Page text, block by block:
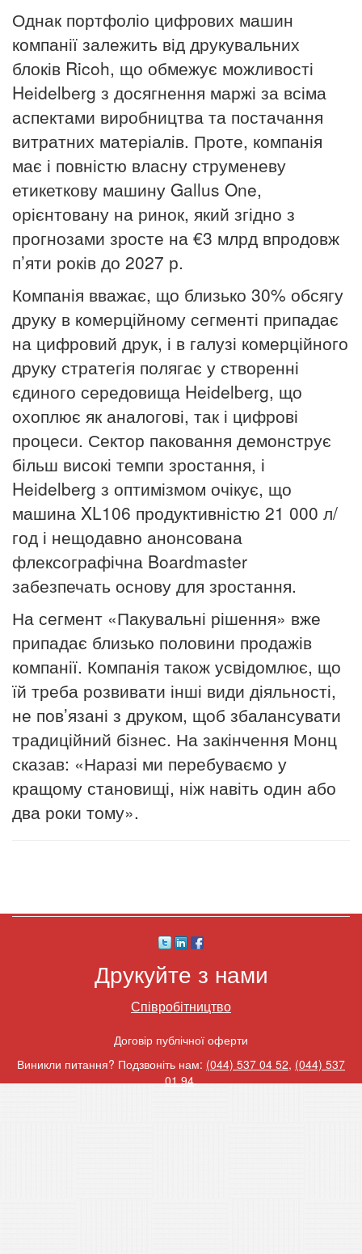
Однак портфоліо цифрових машин
компанії залежить від друкувальних
блоків Ricoh, що обмежує можливості
Heidelberg з досягнення маржі за всіма
аспектами виробництва та постачання
витратних матеріалів. Проте, компанія
має і повністю власну струменеву
етикеткову машину Gallus One,
орієнтовану на ринок, який згідно з
прогнозами зросте на €3 млрд впродовж
п’яти років до 2027 р.
Компанія вважає, що близько 30% обсягу
друку в комерційному сегменті припадає
на цифровий друк, і в галузі комерційного
друку стратегія полягає у створенні
єдиного середовища Heidelberg, що
охоплює як аналогові, так і цифрові
процеси. Сектор паковання демонструє
більш високі темпи зростання, і
Heidelberg з оптимізмом очікує, що
машина XL106 продуктивністю 21 000 л/
год і нещодавно анонсована
флексографічна Boardmaster
забезпечать основу для зростання.
На сегмент «Пакувальні рішення» вже
припадає близько половини продажів
компанії. Компанія також усвідомлює, що
їй треба розвивати інші види діяльності,
не пов’язані з друком, щоб збалансувати
традиційний бізнес. На закінчення Монц
сказав: «Наразі ми перебуваємо у
кращому становищі, ніж навіть один або
два роки тому».
Друкуйте з нами
Співробітництво
Договір публічної оферти
Виникли питання? Подзвоніть нам: (044) 537 04 52, (044) 537
01 94.